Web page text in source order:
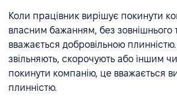
Коли працівник вирішує покинути
власним бажанням, без зовнішнього
вважається добровільною
звільняють, скорочують або іншим
покинути компанію, це вважається
плинністю.